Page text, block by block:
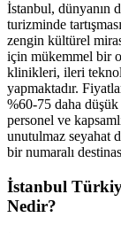
İstanbul, dünyanın
turizminde
zengin kültürel
için mükemmel bir
klinikleri, ileri
yapmaktadır.
%60-75 daha
personel ve
unutulmaz seyahat
bir numaralı
İstanbul
Nedir?